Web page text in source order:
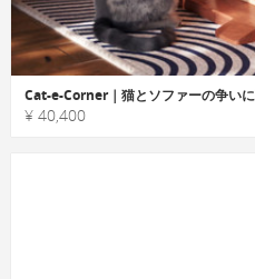
Cat-e-Corner｜猫とソファーの争い
¥ 40,400